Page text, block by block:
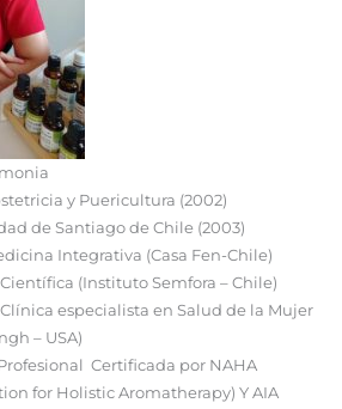
y Puericultura (2002)
de Santiago de Chile (2003)
Integrativa (Casa Fen-Chile)
(Instituto Semfora – Chile)
especialista en Salud de la Mujer
– USA)
Certificada por NAHA
for Holistic Aromatherapy) Y AIA